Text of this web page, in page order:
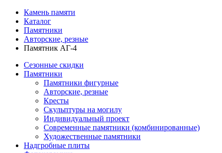
Камень памяти
Каталог
Памятники
Авторские, резные
Памятник АГ-4
Сезонные скидки
Памятники
Памятники фигурные
Авторские, резные
Кресты
Скульптуры на могилу
Индивидуальный проект
Современные памятники (комбинированные)
Художественные памятники
Надгробные плиты